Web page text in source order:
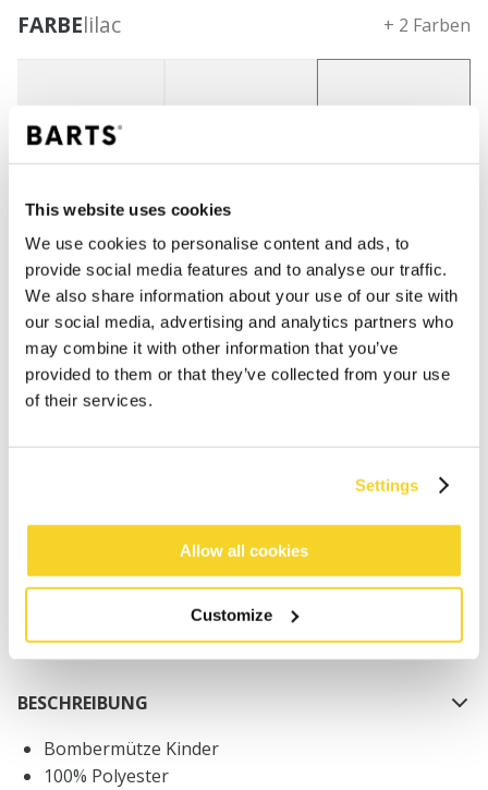
This website uses cookies
We use cookies to personalise content and ads, to
provide social media features and to analyse our traffic.
We also share information about your use of our site with
our social media, advertising and analytics partners who
may combine it with other information that you’ve
provided to them or that they’ve collected from your use
of their services.
Settings
Allow all cookies
Customize
FARBElilac + 2 Farben
IN DEN WARENKORB
Bestellungen, die vor 12 Uhr MEZ (Montag bis
Tag versandt
Kostenlose Lieferung für Bestellungen über 50€
innerhalb Deutschland
30 Tage Rückgaberecht
BESCHREIBUNG
Bombermütze Kinder
100% Polyester